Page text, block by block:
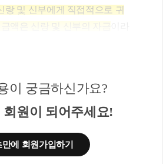
랑 및 신부에게 직접적으로 귀
액은 신랑 및 신부의 자금
인정될 수 있는 것이기에, 사
해야 하지만 축의금 명단 등
부의 지인으로부터 받게 된 금
자금으로 사용할 수 있는 것
이 궁금하신가요?
회원이 되어주세요!
만에 회원가입하기